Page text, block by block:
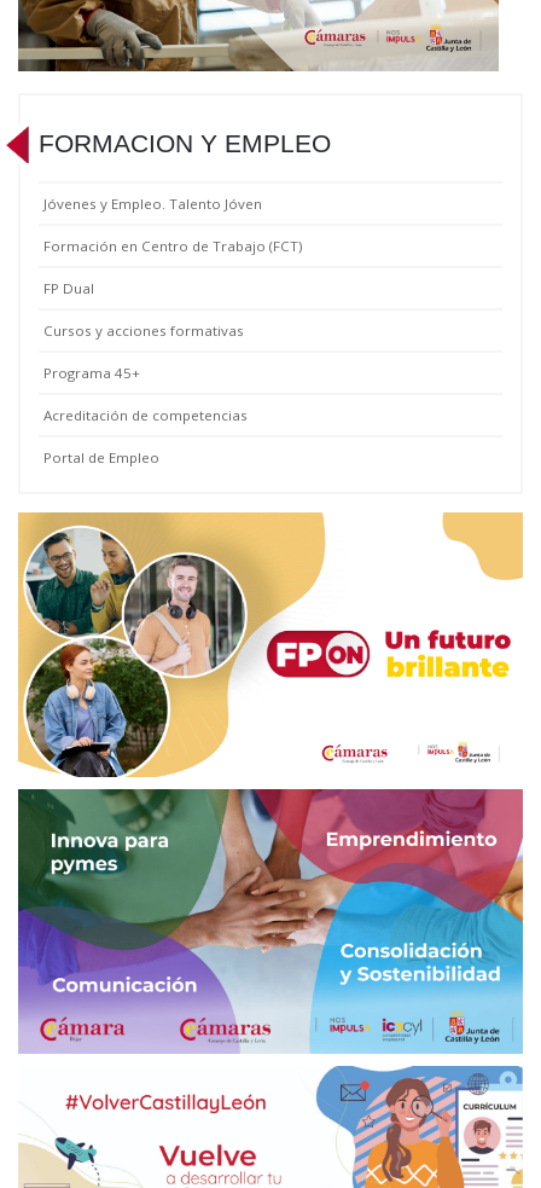
FORMACION Y EMPLEO
Jóvenes y Empleo. Talento Jóven
Formación en Centro de Trabajo (FCT)
FP Dual
Cursos y acciones formativas
Programa 45+
Acreditación de competencias
Portal de Empleo